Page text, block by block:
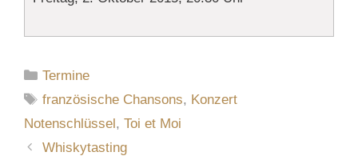
Kategorien
Termine
Schlagwörter
französische Chansons, Konzert
Notenschlüssel, Toi et Moi
Whiskytasting